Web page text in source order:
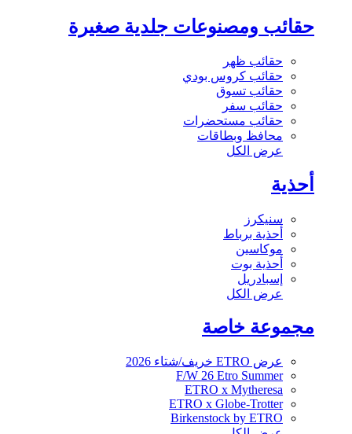
حقائب ومصنوعات جلدية صغيرة
حقائب ظهر
حقائب كروس بودي
حقائب تسوق
حقائب سفر
حقائب مستحضرات
محافظ وبطاقات
عرض الكل
أحذية
سنيكرز
أحذية برباط
موكاسين
أحذية بوت
إسبادريل
عرض الكل
مجموعة خاصة
عرض ETRO خريف/شتاء 2026
F/W 26 Etro Summer
ETRO x Mytheresa
ETRO x Globe-Trotter
Birkenstock by ETRO